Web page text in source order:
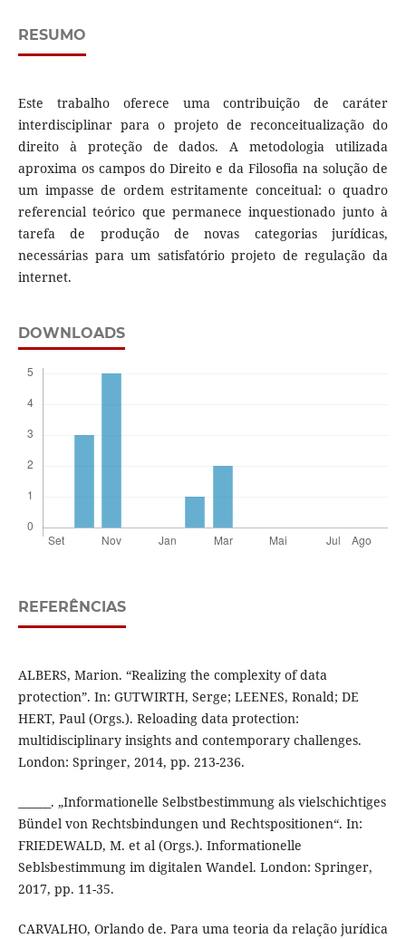
RESUMO
Este trabalho oferece uma contribuição de caráter
interdisciplinar para o projeto de reconceitualização do
direito à proteção de dados. A metodologia utilizada
aproxima os campos do Direito e da Filosofia na solução de
um impasse de ordem estritamente conceitual: o quadro
referencial teórico que permanece inquestionado junto à
tarefa de produção de novas categorias jurídicas,
necessárias para um satisfatório projeto de regulação da
internet.
DOWNLOADS
REFERÊNCIAS
ALBERS, Marion. “Realizing the complexity of data
protection”. In: GUTWIRTH, Serge; LEENES, Ronald; DE
HERT, Paul (Orgs.). Reloading data protection:
multidisciplinary insights and contemporary challenges.
London: Springer, 2014, pp. 213-236.
______. „Informationelle Selbstbestimmung als vielschichtiges
Bündel von Rechtsbindungen und Rechtspositionen“. In:
FRIEDEWALD, M. et al (Orgs.). Informationelle
Seblsbestimmung im digitalen Wandel. London: Springer,
2017, pp. 11-35.
CARVALHO, Orlando de. Para uma teoria da relação jurídica